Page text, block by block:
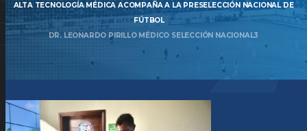
ALTA TECNOLOGÍA MÉDICA ACOMPAÑA A LA PRESELECCIÓN NACIONAL DE
FÚTBOL
DR. LEONARDO PIRILLO MÉDICO SELECCIÓN NACIONAL3